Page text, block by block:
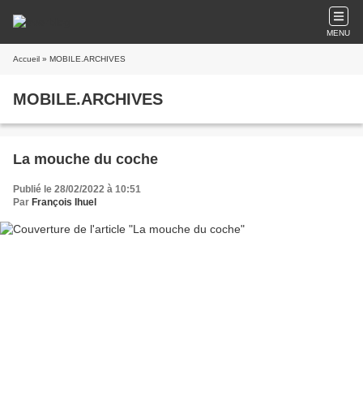
MENU
Accueil » MOBILE.ARCHIVES
MOBILE.ARCHIVES
La mouche du coche
Publié le 28/02/2022 à 10:51
Par François Ihuel